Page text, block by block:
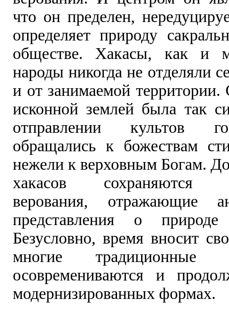
что он пределен,
определяет природу
обществе. Хакасы, как и
народы никогда не отделяли
и от занимаемой территории.
исконной землей была так
отправлении культов
обращались к божествам
нежели к верховным Богам.
хакасов сохраняются
верования, отражающие
представления о
Безусловно, время вносит
многие традиционные
осовремениваются и
модернизированных формах.